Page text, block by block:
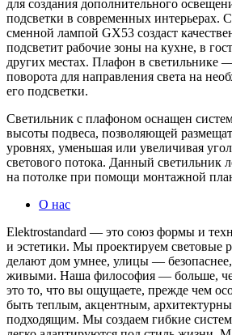
для создания дополнительного
подсветки в современных интерьерах.
сменной лампой GX53 создаст
подсветит рабочие зоны на кухне, в
других местах. Плафон в светильнике
поворота для направления света на
его подсветки.
Светильник с плафоном оснащен
высоты подвеса, позволяющей
уровнях, уменьшая или увеличивая
светового потока. Данный светильник
на потолке при помощи монтажной
О нас
Elektrostandard — это союз формы и
и эстетики. Мы проектируем световые
делают дом умнее, улицы —
живыми. Наша философия — больше,
это то, что вы ощущаете, прежде чем
быть теплым, акцентным,
подходящим. Мы создаем гибкие